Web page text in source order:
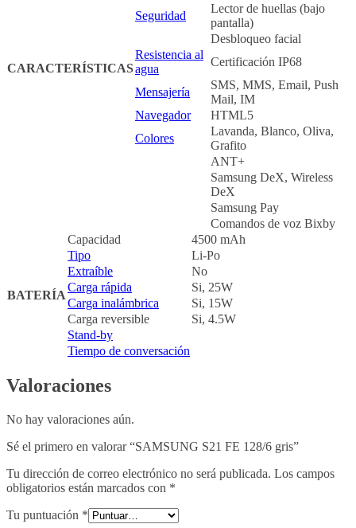
CARACTERÍSTICAS
Seguridad
Lector de huellas (bajo
pantalla)
Desbloqueo facial
Resistencia al
agua
Certificación IP68
Mensajería
SMS, MMS, Email, Push
Mail, IM
Navegador
HTML5
Colores
Lavanda, Blanco, Oliva,
Grafito
ANT+
Samsung DeX, Wireless
DeX
Samsung Pay
Comandos de voz Bixby
BATERÍA
Capacidad
4500 mAh
Tipo
Li-Po
Extraíble
No
Carga rápida
Si, 25W
Carga inalámbrica
Si, 15W
Carga reversible
Si, 4.5W
Stand-by
Tiempo de conversación
Valoraciones
No hay valoraciones aún.
Sé el primero en valorar “SAMSUNG S21 FE 128/6 gris”
Tu dirección de correo electrónico no será publicada. Los campos
obligatorios están marcados con *
Tu puntuación *